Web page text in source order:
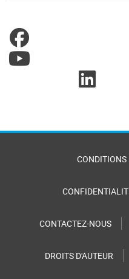
CONDITIONS
CONTACTEZ-NOUS
DROITS D'AUTEUR